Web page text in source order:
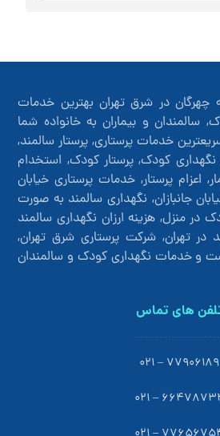
چهرگان در شرق تهران بهترین خدمات
سالمندان و بیماران به خانواده شما
خدمات پرستاری, پرستار سالمند,
نگهداری کودک, پرستار کودک, استخدام
اعزام پرستار, خدمات پرستاری خیابان
جانبازان, نگهداری سالمند به صورت
در منزل, هزینه ارزان نگهداری سالمند
در تهران, شرکت پرستاری شرق تهران,
و خدمات نگهداری کودک و سالمندان
های تماس
77906189 – 021
66478734 –